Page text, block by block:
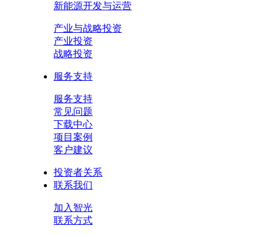
新能源开发与运营
产业与战略投资
产业投资
战略投资
服务支持
服务支持
常见问题
下载中心
项目案例
客户建议
投资者关系
联系我们
加入智光
联系方式